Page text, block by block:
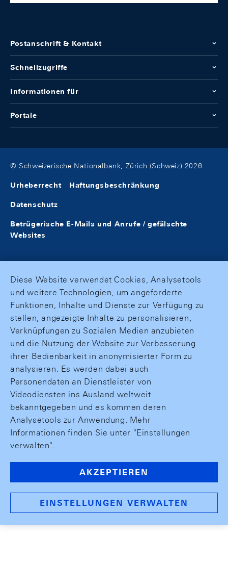
Postanschrift & Kontakt
Schnellzugriffe
Informationen für
Portale
© Schweizerische Nationalbank, Zürich (Schweiz) 2026
Urheberrecht Haftungsbeschränkung
Datenschutz
Betrügerische E-Mails und Anrufe / gefälschte
Websites
Diese Website verwendet Cookies, Analysetools
und weitere Technologien, um angeforderte
Funktionen, Inhalte und Dienste zur Verfügung zu
stellen, angezeigte Inhalte zu personalisieren,
Verknüpfungen zu Sozialen Medien anzubieten
und die Nutzung der Website zur Verbesserung
ihrer Bedienbarkeit in anonymisierter Form zu
analysieren. Es werden dabei auch
Personendaten an Dienstleister von
Videodiensten ins Ausland weltweit
bekanntgegeben und es kommen deren
Analysetools zur Anwendung. Mehr
Informationen finden Sie unter "Einstellungen
verwalten".
AKZEPTIEREN
EINSTELLUNGEN VERWALTEN